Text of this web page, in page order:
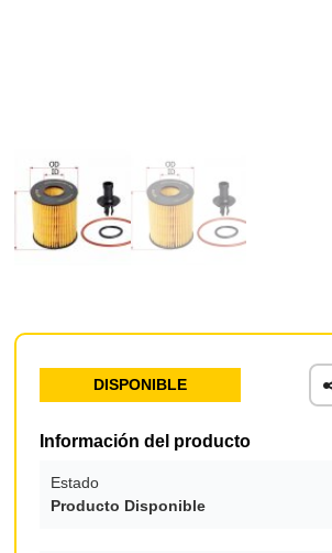
DISPONIBLE
Información del producto
Estado
Producto Disponible